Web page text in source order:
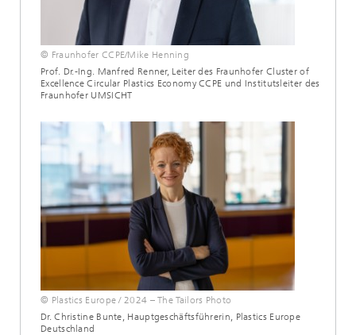
© Fraunhofer CCPE/Mike Henning
Prof. Dr.-Ing. Manfred Renner, Leiter des Fraunhofer Cluster of
Excellence Circular Plastics Economy CCPE und Institutsleiter des
Fraunhofer UMSICHT
© Plastics Europe / 2024 – The Tailors Photo
Dr. Christine Bunte, Hauptgeschäftsführerin, Plastics Europe
Deutschland